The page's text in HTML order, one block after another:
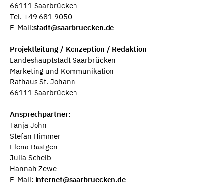
66111 Saarbrücken
Tel. +49 681 9050
E-Mail:stadt@saarbruecken.de
Projektleitung / Konzeption / Redaktion
Landeshauptstadt Saarbrücken
Marketing und Kommunikation
Rathaus St. Johann
66111 Saarbrücken
Ansprechpartner:
Tanja John
Stefan Himmer
Elena Bastgen
Julia Scheib
Hannah Zewe
E-Mail: internet@saarbruecken.de